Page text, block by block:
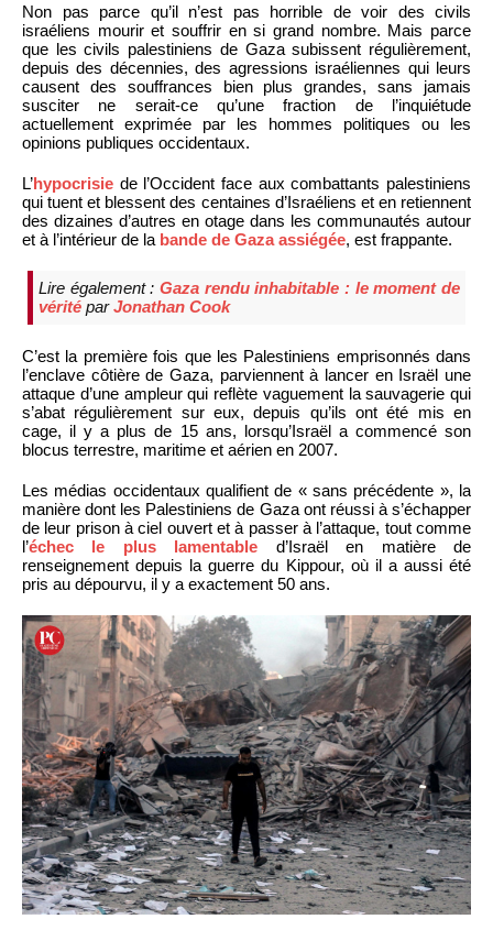
Non pas parce qu’il n’est pas horrible de voir des civils
israéliens mourir et souffrir en si grand nombre. Mais parce
que les civils palestiniens de Gaza subissent régulièrement,
depuis des décennies, des agressions israéliennes qui leurs
causent des souffrances bien plus grandes, sans jamais
susciter ne serait-ce qu’une fraction de l’inquiétude
actuellement exprimée par les hommes politiques ou les
opinions publiques occidentaux.
L’hypocrisie de l’Occident face aux combattants palestiniens
qui tuent et blessent des centaines d’Israéliens et en retiennent
des dizaines d’autres en otage dans les communautés autour
et à l’intérieur de la bande de Gaza assiégée, est frappante.
Lire également : Gaza rendu inhabitable : le moment de
vérité parJonathan Cook
C’est la première fois que les Palestiniens emprisonnés dans
l’enclave côtière de Gaza, parviennent à lancer en Israël une
attaque d’une ampleur qui reflète vaguement la sauvagerie qui
s’abat régulièrement sur eux, depuis qu’ils ont été mis en
cage, il y a plus de 15 ans, lorsqu’Israël a commencé son
blocus terrestre, maritime et aérien en 2007.
Les médias occidentaux qualifient de « sans précédente », la
manière dont les Palestiniens de Gaza ont réussi à s’échapper
de leur prison à ciel ouvert et à passer à l’attaque, tout comme
l’échec le plus lamentable d’Israël en matière de
renseignement depuis la guerre du Kippour, où il a aussi été
pris au dépourvu, il y a exactement 50 ans.